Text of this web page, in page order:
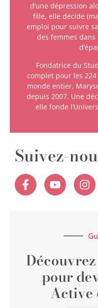
d’une dépression
fille, elle décide
emploi pour suivre
des femmes
Fondatrice du
complet pour les
monde entier,
depuis 2007. Une
elle fonde
Suivez-
pour
Active